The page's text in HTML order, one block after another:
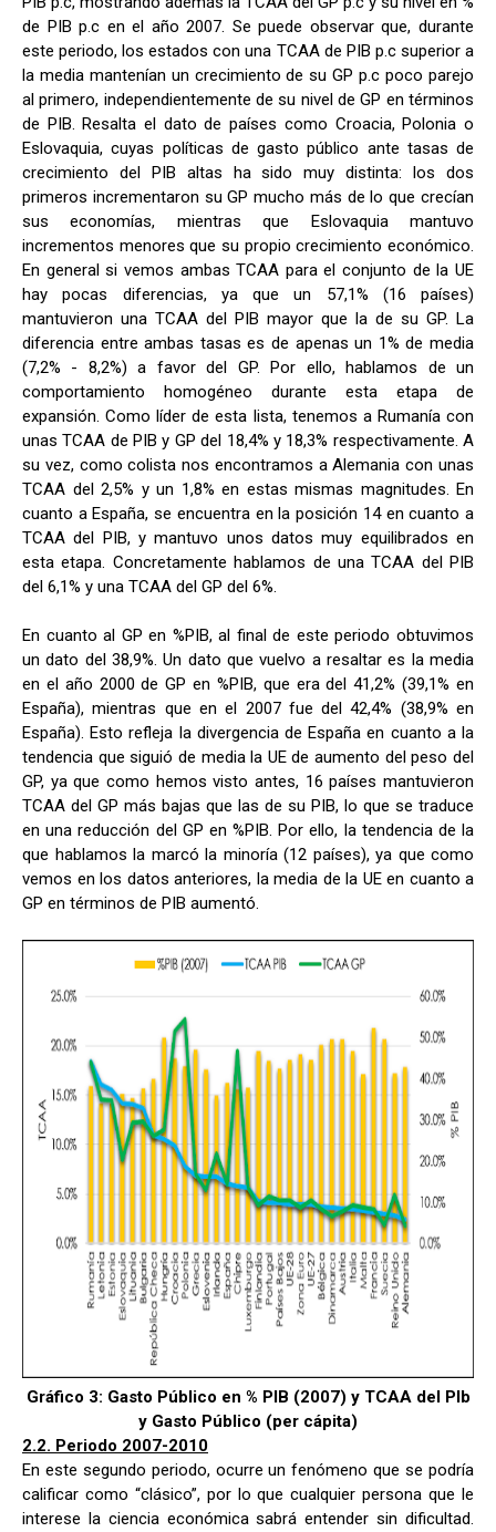
de PIB p.c en el año 2007. Se puede observar que, durante
este periodo, los estados con una TCAA de PIB p.c superior a
la media mantenían un crecimiento de su GP p.c poco parejo
al primero, independientemente de su nivel de GP en términos
de PIB. Resalta el dato de países como Croacia, Polonia o
Eslovaquia, cuyas políticas de gasto público ante tasas de
crecimiento del PIB altas ha sido muy distinta: los dos
primeros incrementaron su GP mucho más de lo que crecían
sus economías, mientras que Eslovaquia mantuvo
incrementos menores que su propio crecimiento económico.
En general si vemos ambas TCAA para el conjunto de la UE
hay pocas diferencias, ya que un 57,1% (16 países)
mantuvieron una TCAA del PIB mayor que la de su GP. La
diferencia entre ambas tasas es de apenas un 1% de media
(7,2% - 8,2%) a favor del GP. Por ello, hablamos de un
comportamiento homogéneo durante esta etapa de
expansión. Como líder de esta lista, tenemos a Rumanía con
unas TCAA de PIB y GP del 18,4% y 18,3% respectivamente. A
su vez, como colista nos encontramos a Alemania con unas
TCAA del 2,5% y un 1,8% en estas mismas magnitudes. En
cuanto a España, se encuentra en la posición 14 en cuanto a
TCAA del PIB, y mantuvo unos datos muy equilibrados en
esta etapa. Concretamente hablamos de una TCAA del PIB
del 6,1% y una TCAA del GP del 6%.
En cuanto al GP en %PIB, al final de este periodo obtuvimos
un dato del 38,9%. Un dato que vuelvo a resaltar es la media
en el año 2000 de GP en %PIB, que era del 41,2% (39,1% en
España), mientras que en el 2007 fue del 42,4% (38,9% en
España). Esto refleja la divergencia de España en cuanto a la
tendencia que siguió de media la UE de aumento del peso del
GP, ya que como hemos visto antes, 16 países mantuvieron
TCAA del GP más bajas que las de su PIB, lo que se traduce
en una reducción del GP en %PIB. Por ello, la tendencia de la
que hablamos la marcó la minoría (12 países), ya que como
vemos en los datos anteriores, la media de la UE en cuanto a
GP en términos de PIB aumentó.
Gráfico 3: Gasto Público en % PIB (2007) y TCAA del PIb
y Gasto Público (per cápita)
2.2. Periodo 2007-2010
En este segundo periodo, ocurre un fenómeno que se podría
calificar como “clásico”, por lo que cualquier persona que le
interese la ciencia económica sabrá entender sin dificultad.